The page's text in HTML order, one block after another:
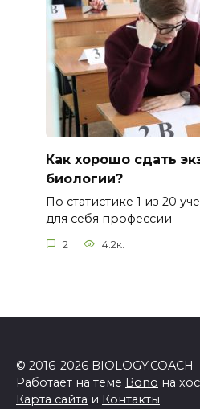
Как хорошо сдать
биологии?
По статистике 1 из 20
для себя профессии
2 4.2к.
© 2016-2026 BIOLOGY.COACH
Работает на теме Bono на
Карта сайта и Контакты